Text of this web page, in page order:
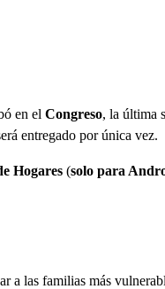
en el Congreso, la última
entregado por única vez.
Hogares (solo para
a las familias más